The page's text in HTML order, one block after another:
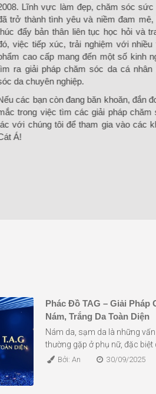
Lĩnh vực làm đẹp, chăm sóc sức
trở thành tình yêu và niềm đam mê,
đẩy bản thân liên tục học hỏi và
việc tiếp xúc, trải nghiệm với
cao cấp mang đến một số kinh
ra giải pháp chăm sóc da cá nhân
da chuyên nghiệp.
các bạn còn đang băn khoăn, đắn
trong việc tìm các giải pháp chăm
với chúng tôi để tham gia vào các
Á!
Phác Đồ TAG – Giải Pháp
Nám, Trắng Da Toàn Diện
Nám da, sạm da là những
thường gặp ở phụ nữ, đặc biệt
Bởi: An 30/09/2025